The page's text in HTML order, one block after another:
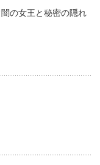
の女王と秘密の隠れ